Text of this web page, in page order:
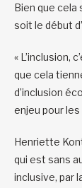
Bien que
soit le début
« L’inclusion,
que cela
d’inclusion
enjeu pour
Henriette
qui est sans
inclusive, par